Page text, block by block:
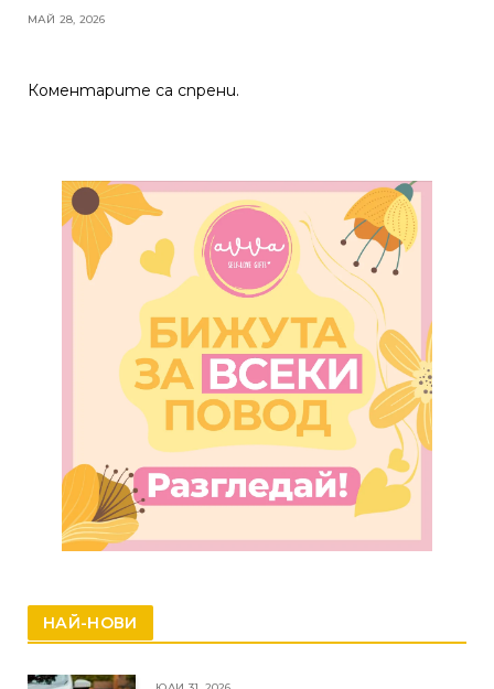
МАЙ 28, 2026
Коментарите са спрени.
НАЙ-НОВИ